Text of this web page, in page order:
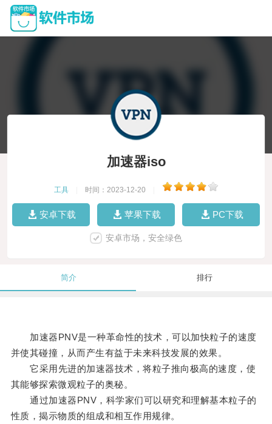
加速器iso
工具 时间：2023-12-20
安卓下载 苹果下载 PC下载
安卓市场，安全绿色
简介 排行
加速器PNV是一种革命性的技术，可以加快粒子的速度
并使其碰撞，从而产生有益于未来科技发展的效果。
它采用先进的加速器技术，将粒子推向极高的速度，使
其能够探索微观粒子的奥秘。
通过加速器PNV，科学家们可以研究和理解基本粒子的
性质，揭示物质的组成和相互作用规律。